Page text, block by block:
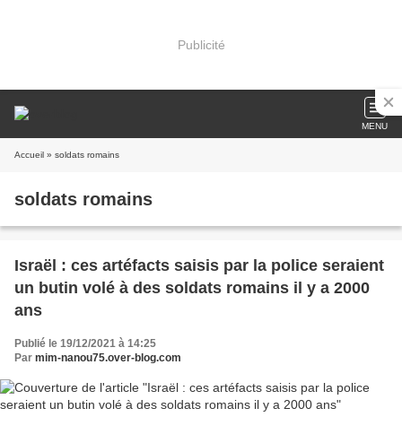
Publicité
MENU
Accueil » soldats romains
soldats romains
Israël : ces artéfacts saisis par la police seraient
un butin volé à des soldats romains il y a 2000
ans
Publié le 19/12/2021 à 14:25
Par mim-nanou75.over-blog.com